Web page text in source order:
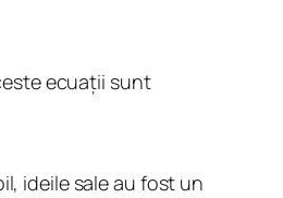
ecuații sunt
ideile sale au fost un